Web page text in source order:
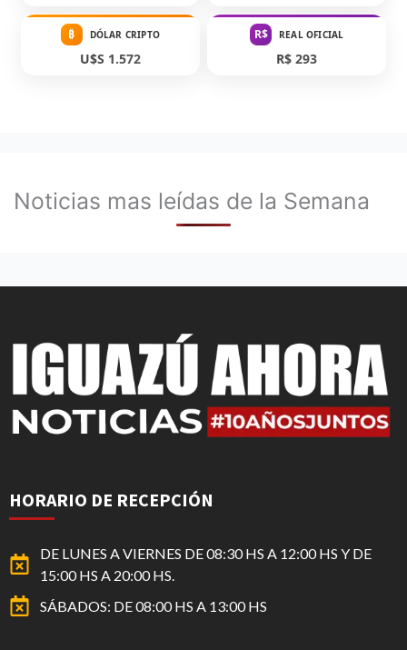
₿ DÓLAR CRIPTO
U$S 1.572
R$ REAL OFICIAL
R$ 293
Noticias mas leídas de la Semana
HORARIO DE RECEPCIÓN
DE LUNES A VIERNES DE 08:30 HS A 12:00 HS Y DE
15:00 HS A 20:00 HS.
SÁBADOS: DE 08:00 HS A 13:00 HS